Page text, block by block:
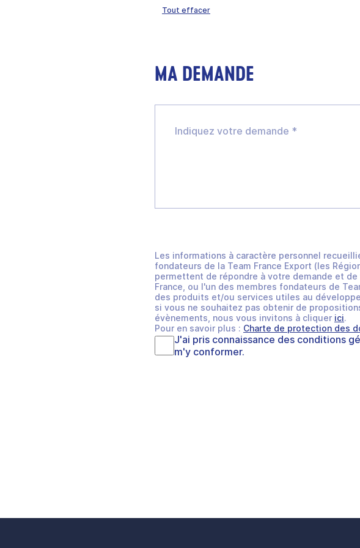
Tout effacer
MA DEMANDE
Les informations à caractère personnel
fondateurs de la Team France Export (les
permettent de répondre à votre demande et
France, ou l'un des membres fondateurs de
des produits et/ou services utiles au
si vous ne souhaitez pas obtenir de
évènements, nous vous invitons à cliquer ici.
Pour en savoir plus : Charte de protection des
J'ai pris connaissance des conditions
m'y conformer.